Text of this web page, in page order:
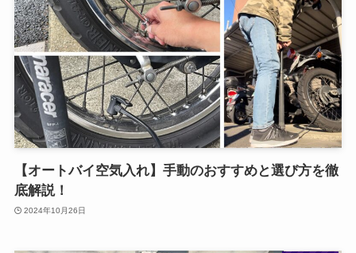
【オートバイ空気入れ】手動のおすすめと選び方を徹
底解説！
2024年10月26日